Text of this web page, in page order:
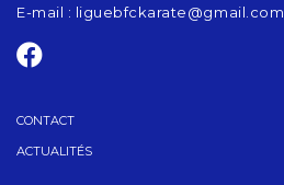
E-mail : liguebfckarate@gmail.com
CONTACT
ACTUALITÉS